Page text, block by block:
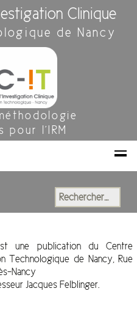
Clinique
de Nancy
pour l'IRM
Rechercher :
une publication du Centre
Technologique de Nancy, Rue
Nancy
Jacques Felblinger.